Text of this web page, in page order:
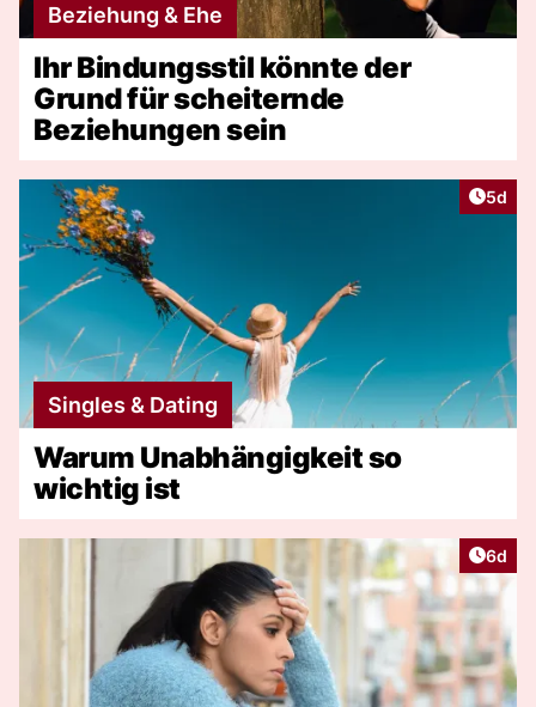
Beziehung & Ehe
Ihr Bindungsstil könnte der
Grund für scheiternde
Beziehungen sein
5d
Singles & Dating
Warum Unabhängigkeit so
wichtig ist
6d